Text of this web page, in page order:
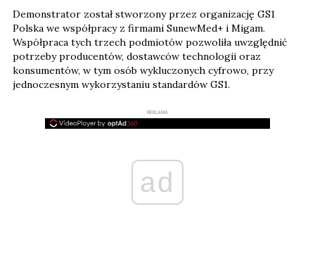
Demonstrator został stworzony przez organizację GS1
Polska we współpracy z firmami SunewMed+ i Migam.
Współpraca tych trzech podmiotów pozwoliła uwzględnić
potrzeby producentów, dostawców technologii oraz
konsumentów, w tym osób wykluczonych cyfrowo, przy
jednoczesnym wykorzystaniu standardów GS1.
REKLAMA
ad